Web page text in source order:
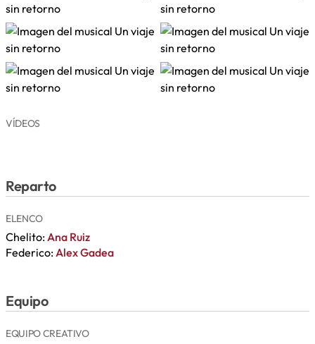
VÍDEOS
Reparto
ELENCO
Chelito:Ana Ruiz
Federico:Alex Gadea
Equipo
EQUIPO CREATIVO